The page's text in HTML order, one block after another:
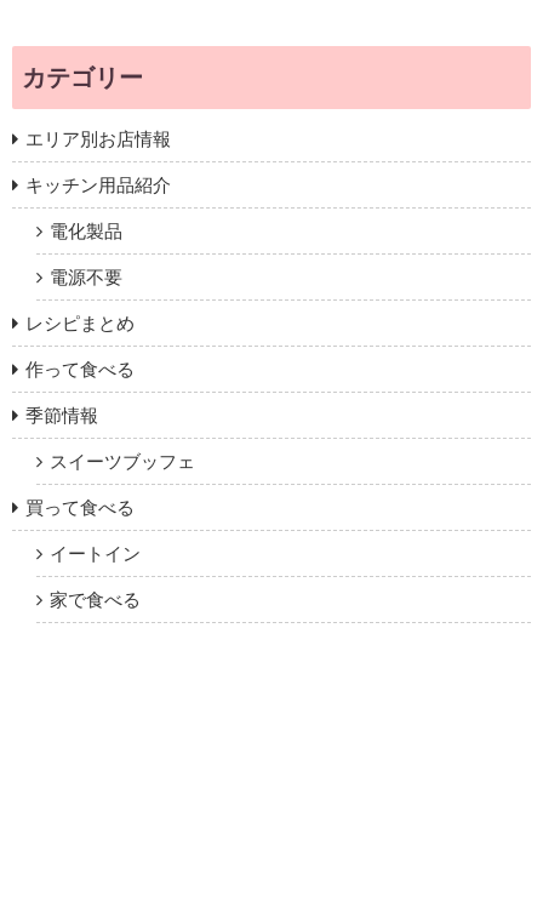
カテゴリー
エリア別お店情報
キッチン用品紹介
電化製品
電源不要
レシピまとめ
作って食べる
季節情報
スイーツブッフェ
買って食べる
イートイン
家で食べる